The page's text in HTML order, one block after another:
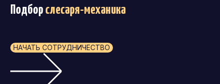
Подборслесаря-механика
НАЧАТЬ СОТРУДНИЧЕСТВО